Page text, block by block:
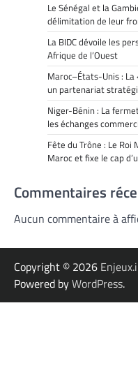
Le Sénégal et la
délimitation de leur
La BIDC dévoile les
Afrique de l’Ouest
Maroc–États-Unis : La
un partenariat
Niger-Bénin : La
les échanges
Fête du Trône : Le Roi
Maroc et fixe le cap
Commentaires
Aucun commentaire à
Copyright © 2026
Powered byWordPress.